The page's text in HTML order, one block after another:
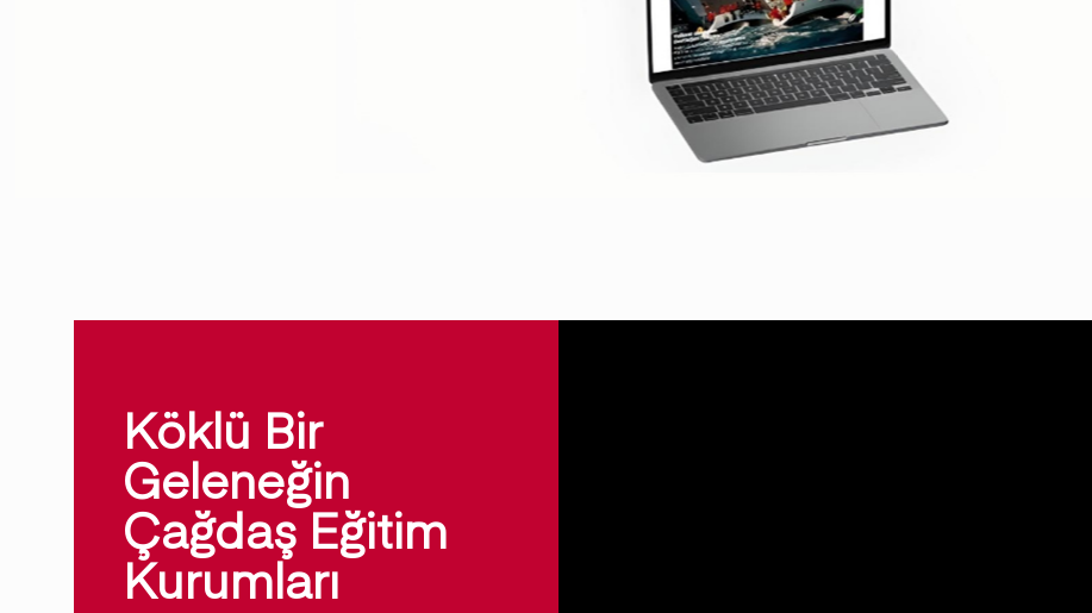
Köklü Bir
Geleneğin
Çağdaş Eğitim
Kurumları